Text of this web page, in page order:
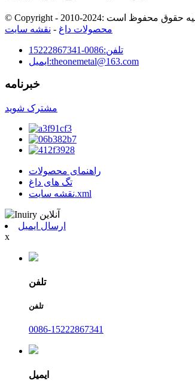
محصولات داغ - نقشه سایت
تلفن:0086-15222867341
ایمیل:theonemetal@163.com
خبرنامه
مشترک شوید
راهنمای محصولات
تگ های داغ
نقشه سایت.xml
ارسال ایمیل
x
تلفن
تلفن
0086-15222867341
ایمیل